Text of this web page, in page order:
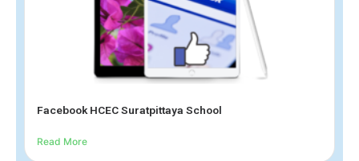
Facebook HCEC Suratpittaya School
Read More